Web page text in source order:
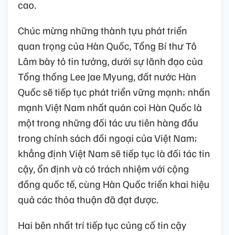
cao.
Chúc mừng những thành tựu phát triển
quan trọng của Hàn Quốc, Tổng Bí thư Tô
Lâm bày tỏ tin tưởng, dưới sự lãnh đạo của
Tổng thống Lee Jae Myung, đất nước Hàn
Quốc sẽ tiếp tục phát triển vững mạnh; nhấn
mạnh Việt Nam nhất quán coi Hàn Quốc là
một trong những đối tác ưu tiên hàng đầu
trong chính sách đối ngoại của Việt Nam;
khẳng định Việt Nam sẽ tiếp tục là đối tác tin
cậy, ổn định và có trách nhiệm với cộng
đồng quốc tế, cùng Hàn Quốc triển khai hiệu
quả các thỏa thuận đã đạt được.
Hai bên nhất trí tiếp tục củng cố tin cậy